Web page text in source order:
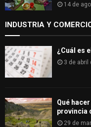
14 de
INDUSTRIA Y
¿Cuál es
3 de abril
Qué
provincia
29 de